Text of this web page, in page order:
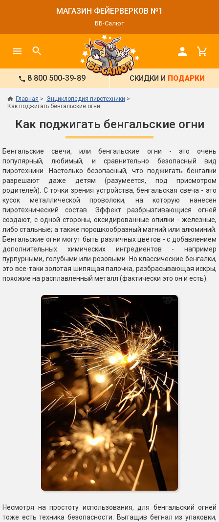
МАГАЗИН ФЕЙЕРВЕРКОВ №1
ББ-Салют
8 800 500-39-89 СКИДКИ И ПОДАРКИ
Главная
Энциклопедия пиротехники
Как поджигать бенгальские огни
Как поджигать бенгальские огни
Бенгальские свечи, или бенгальские огни - это очень
популярный, любимый, и сравнительно безопасный вид
пиротехники. Настолько безопасный, что поджигать бенгалки
разрешают даже детям (разумеется, под присмотром
родителей). С точки зрения устройства, бенгальская свеча - это
кусок металлической проволоки, на которую нанесен
пиротехнический состав. Эффект разбрызгивающися огней
создают, с одной стороны, оксидированные опилки - железные,
либо стальные; а также порошкообразный магний или алюминий.
Бенгальские огни могут быть различных цветов - с добавлением
дополнительных химических ингредиентов - например
пурпурными, голубыми или розовыми. Но классические бенгалки,
это все-таки золотая шипящая палочка, разбрасывающая искры,
похожие на расплавленный металл (фактически это он и есть).
Несмотря на простоту использования, для бенгальский огней
тоже есть техника безопасности. Вытащив бегнал из упаковки,